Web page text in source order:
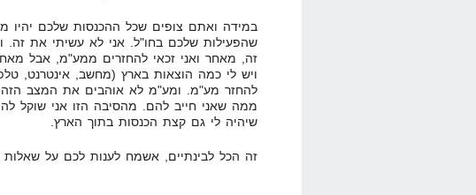
במידה ואתם צופים שכל ההכנסות שלכם יהיו
שהפעילות שלכם בחו"ל. אני לא עשיתי את זה.
זה, מאחר ואני זכאי להחזרים ממע"מ, אבל
ויש לי כמה הוצאות בארץ (מחשב, אינטרנט,
להחזר מע"מ. ומע"מ לא אוהבים את המצב הזה,
ממה שאני חייב להם. מהסיבה הזו אני שוקל
שיהיה לי גם קצת הכנסות בתוך הארץ.
זה הכל לבינתיים, אשמח לענות לכם על שאלות